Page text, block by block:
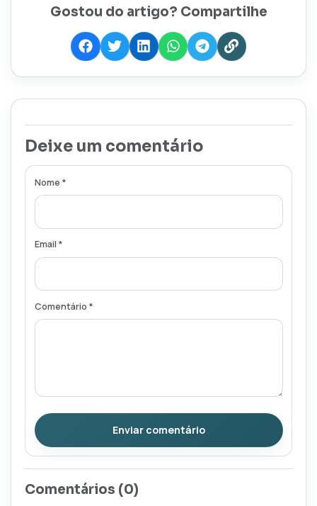
Gostou do artigo? Compartilhe
Deixe um comentário
Nome *
Email *
Comentário *
Enviar comentário
Comentários (0)